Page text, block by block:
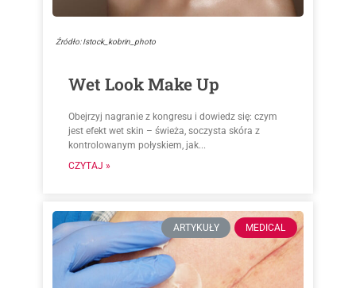
Źródło: Istock_kobrin_photo
Wet Look Make Up
Obejrzyj nagranie z kongresu i dowiedz się: czym
jest efekt wet skin – świeża, soczysta skóra z
kontrolowanym połyskiem, jak...
CZYTAJ »
ARTYKUŁY MEDICAL